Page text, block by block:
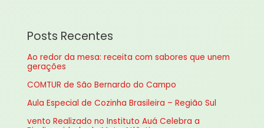
i
s
a
r
p
o
Posts Recentes
Ao redor da mesa: receita com sabores que unem
gerações
COMTUR de São Bernardo do Campo
Aula Especial de Cozinha Brasileira – Região Sul
vento Realizado no Instituto Auá Celebra a